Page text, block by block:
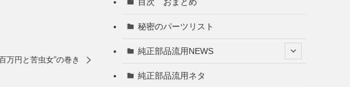
万円と苦虫女”の巻き
秘密のパーツリスト
純正部品流用NEWS
純正部品流用ネタ